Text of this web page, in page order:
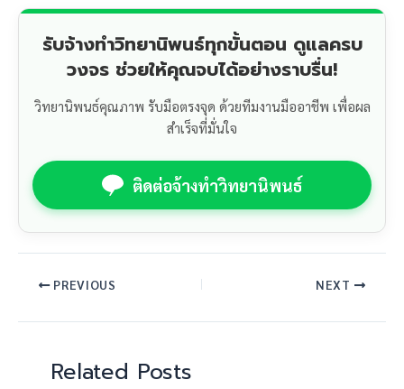
รับจ้างทำวิทยานิพนธ์ทุกขั้นตอน ดูแลครบ
วงจร ช่วยให้คุณจบได้อย่างราบรื่น!
วิทยานิพนธ์คุณภาพ รับมือตรงจุด ด้วยทีมงานมืออาชีพ เพื่อผล
สำเร็จที่มั่นใจ
ติดต่อจ้างทำวิทยานิพนธ์
PREVIOUS NEXT
Related Posts